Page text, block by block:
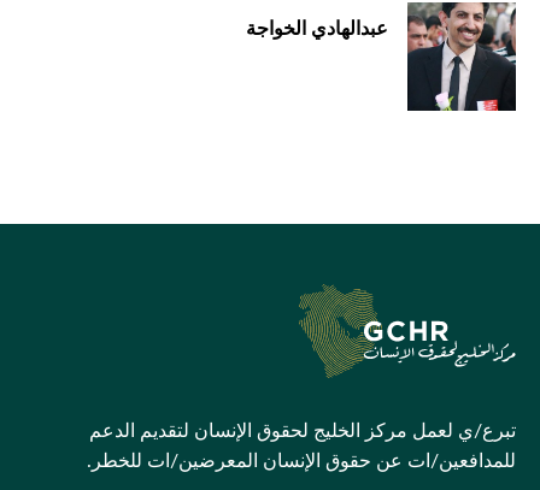
عبدالهادي الخواجة
تبرع/ي لعمل مركز الخليج لحقوق الإنسان لتقديم الدعم
للمدافعين/ات عن حقوق الإنسان المعرضين/ات للخطر.